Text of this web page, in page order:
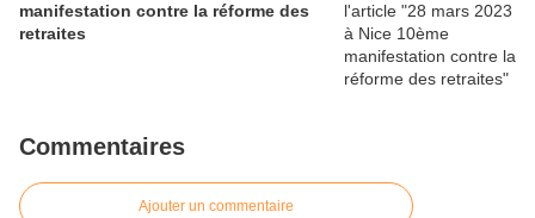
manifestation contre la réforme des
retraites
Commentaires
Ajouter un commentaire